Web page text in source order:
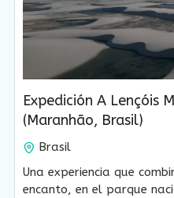
Expedición A Lençóis
(Maranhão, Brasil)
Brasil
Una experiencia que
encanto, en el parque